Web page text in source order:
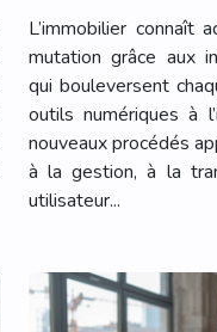
elles
L’immobilier connaît
mutation grâce aux
qui bouleversent
outils numériques à
nouveaux procédés
à la gestion, à la
utilisateur...